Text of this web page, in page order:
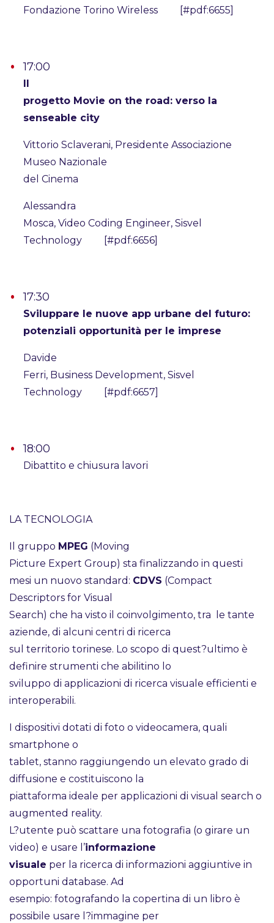
Fondazione Torino Wireless [#pdf:6655]
17:00
Il
progetto Movie on the road: verso la
senseable city
Vittorio Sclaverani, Presidente Associazione
Museo Nazionale
del Cinema
Alessandra
Mosca, Video Coding Engineer, Sisvel
Technology [#pdf:6656]
17:30
Sviluppare le nuove app urbane del futuro:
potenziali opportunità per le imprese
Davide
Ferri, Business Development, Sisvel
Technology [#pdf:6657]
18:00
Dibattito e chiusura lavori
LA TECNOLOGIA
Il gruppo MPEG (Moving
Picture Expert Group) sta finalizzando in questi
mesi un nuovo standard: CDVS (Compact
Descriptors for Visual
Search) che ha visto il coinvolgimento, tra le tante
aziende, di alcuni centri di ricerca
sul territorio torinese. Lo scopo di quest?ultimo è
definire strumenti che abilitino lo
sviluppo di applicazioni di ricerca visuale efficienti e
interoperabili.
I dispositivi dotati di foto o videocamera, quali
smartphone o
tablet, stanno raggiungendo un elevato grado di
diffusione e costituiscono la
piattaforma ideale per applicazioni di visual search o
augmented reality.
L?utente può scattare una fotografia (o girare un
video) e usare l’informazione
visuale per la ricerca di informazioni aggiuntive in
opportuni database. Ad
esempio: fotografando la copertina di un libro è
possibile usare l?immagine per